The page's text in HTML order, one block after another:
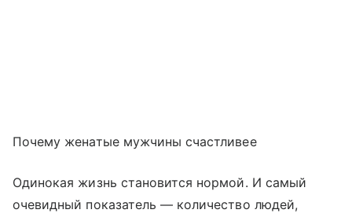
Почему женатые мужчины счастливее
Одинокая жизнь становится нормой. И самый
очевидный показатель — количество людей,